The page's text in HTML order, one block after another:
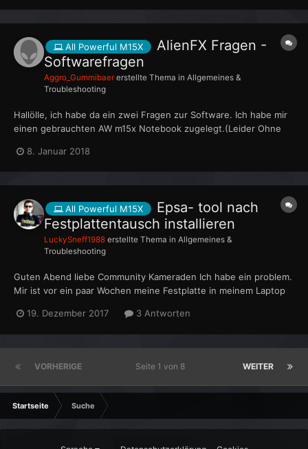
M370 2,4GHz 6GB DDR3 GeForc...
All Powerful M15X
AlienFX Fragen -
Softwarefragen
Aggro_Gummibaer erstellte Thema in Allgemeines &
Troubleshooting
Hallölle, ich habe da ein zwei Fragen zur Software. Ich habe mir
einen gebrauchten AW m15x Notebook zugelegt.(Leider Ohne
und habe erstmal eine Clean Install von Win 7 vorgenommen.
Mich würde aber interessieren ob ich die...
8. Januar 2018
All Powerful M15X
Epsa- tool nach
Festplattentausch installieren
LuckySneff1988 erstellte Thema in Allgemeines &
Troubleshooting
Guten Abend liebe Community Kameraden Ich habe ein problem.
Mir ist vor ein paar Wochen meine Festplatte in meinem Laptop
feststellen dass ich keinen Zugriff mehr auf das epsa diagnostic
tool haben werde. Da dieses ja auf der alten Festplat...
19. Dezember 2017 3 Antworten
VORHERIGE WEITER
Seite 1 von 8
Startseite Suche